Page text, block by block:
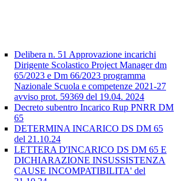
Delibera n. 51 Approvazione incarichi
Dirigente Scolastico Project Manager dm
65/2023 e Dm 66/2023 programma
Nazionale Scuola e competenze 2021-27
avviso prot. 59369 del 19.04. 2024
Decreto subentro Incarico Rup PNRR DM
65
DETERMINA INCARICO DS DM 65
del 21.10.24
LETTERA D'INCARICO DS DM 65 E
DICHIARAZIONE INSUSSISTENZA
CAUSE INCOMPATIBILITA' del